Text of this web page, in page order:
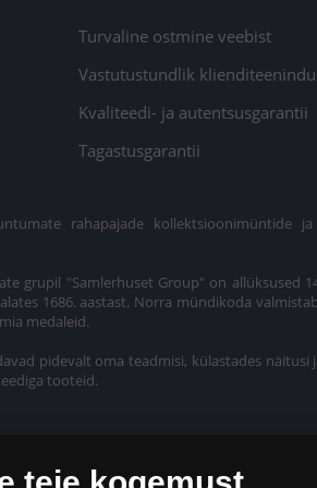
Turvaline ostmine veebist
Vastutustundlik
Kvaliteedi- ja autentsusgarantii
Tagastusgarantii
rahapajade kollektsioonimüntide
grupil "Samlerhuset Group" on allüksused
1686. aastast. Norra mündikoda
medaleid.
pidevalt oma teadmisi, külastades
tooteid.